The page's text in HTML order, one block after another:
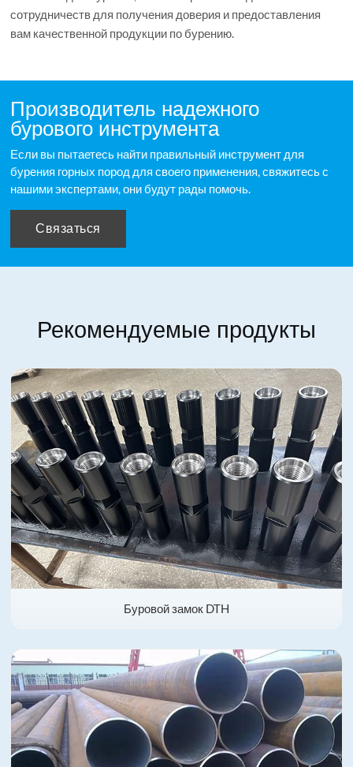
сотрудничеств для получения доверия и предоставления
вам качественной продукции по бурению.
Производитель надежного
бурового инструмента
Если вы пытаетесь найти правильный инструмент для
бурения горных пород для своего применения, свяжитесь с
нашими экспертами, они будут рады помочь.
Связаться
Рекомендуемые продукты
Буровой замок DTH